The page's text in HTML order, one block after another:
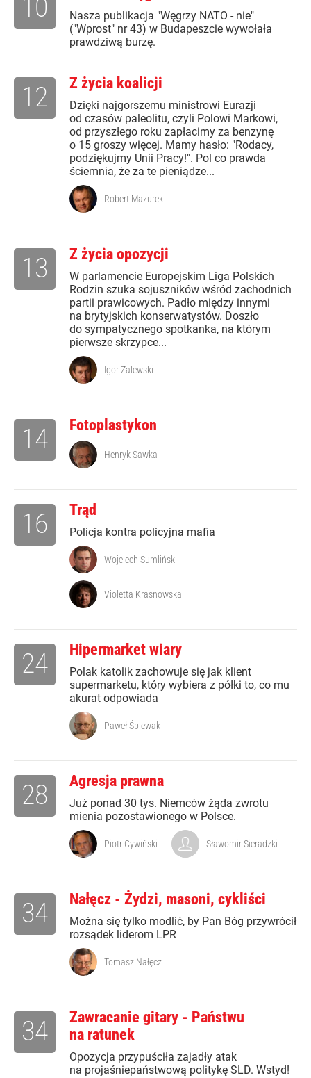
Nasza publikacja "Węgrzy NATO - nie"
("Wprost" nr 43) w Budapeszcie wywołała
prawdziwą burzę.
10
Z życia koalicji
Dzięki najgorszemu ministrowi Eurazji
od czasów paleolitu, czyli Polowi Markowi,
od przyszłego roku zapłacimy za benzynę
o 15 groszy więcej. Mamy hasło: "Rodacy,
podziękujmy Unii Pracy!". Pol co prawda
ściemnia, że za te pieniądze...
12
Robert Mazurek
Z życia opozycji
W parlamencie Europejskim Liga Polskich
Rodzin szuka sojuszników wśród zachodnich
partii prawicowych. Padło między innymi
na brytyjskich konserwatystów. Doszło
do sympatycznego spotkanka, na którym
pierwsze skrzypce...
13
Igor Zalewski
Fotoplastykon
14 Henryk Sawka
Trąd
Policja kontra policyjna mafia
16
Wojciech Sumliński
Violetta Krasnowska
Hipermarket wiary
Polak katolik zachowuje się jak klient
supermarketu, który wybiera z półki to, co mu
akurat odpowiada
24
Paweł Śpiewak
Agresja prawna
Już ponad 30 tys. Niemców żąda zwrotu
mienia pozostawionego w Polsce.
28
Piotr Cywiński Sławomir Sieradzki
Nałęcz - Żydzi, masoni, cykliści
Można się tylko modlić, by Pan Bóg przywrócił
rozsądek liderom LPR
34
Tomasz Nałęcz
Zawracanie gitary - Państwu
na ratunek
Opozycja przypuściła zajadły atak
na projaśniepaństwową politykę SLD. Wstyd!
34